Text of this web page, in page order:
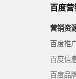
百度营
营销资
百度推
百度信
百度品